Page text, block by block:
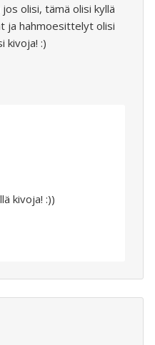
olisi, tämä olisi kyllä
ja hahmoesittelyt olisi
kivoja! :)
kivoja! :))